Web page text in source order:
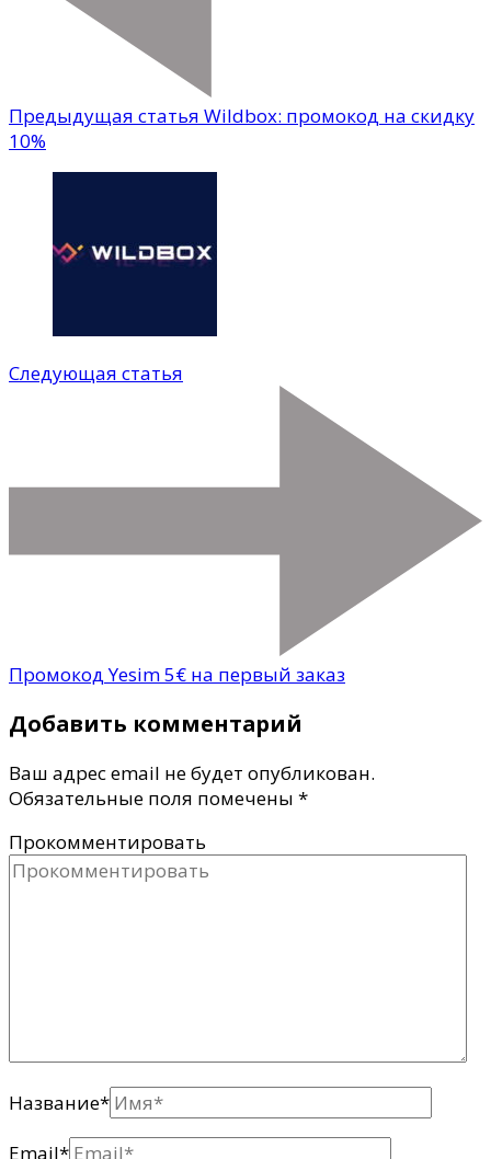
Предыдущая статья Wildbox: промокод на скидку
10%
Следующая статья
Промокод Yesim 5€ на первый заказ
Добавить комментарий
Ваш адрес email не будет опубликован.
Обязательные поля помечены *
Прокомментировать
Название*
Email*